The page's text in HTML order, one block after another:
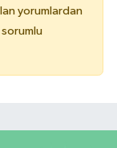
yorumlardan